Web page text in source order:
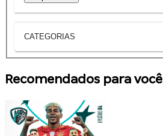
CATEGORIAS
Recomendados para você